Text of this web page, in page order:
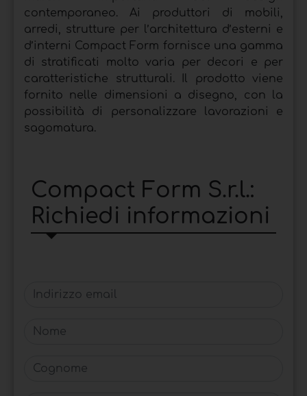
contemporaneo. Ai produttori di mobili,
arredi, strutture per l’architettura d’esterni e
d’interni Compact Form fornisce una gamma
di stratificati molto varia per decori e per
caratteristiche strutturali. Il prodotto viene
fornito nelle dimensioni a disegno, con la
possibilità di personalizzare lavorazioni e
sagomatura.
Compact Form S.r.l.:
Richiedi informazioni
Indirizzo email
Nome
Cognome